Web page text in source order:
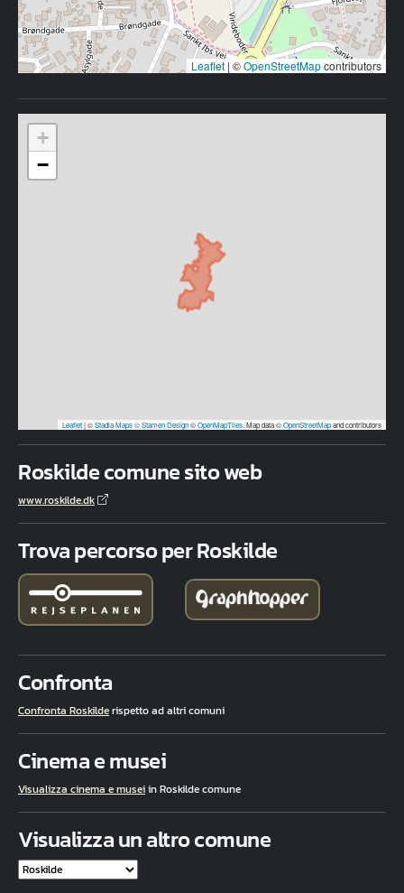
Leaflet | ©OpenStreetMapcontributors
+
−
Leaflet|©Stadia Maps© Stamen Design©OpenMapTiles . Map data ©OpenStreetMapand contributors
Roskilde comune sito web
www.roskilde.dk
Trova percorso per Roskilde
Confronta
Confronta Roskilderispetto ad altri comuni
Cinema e musei
Visualizza cinema e museiin Roskilde comune
Visualizza un altro comune